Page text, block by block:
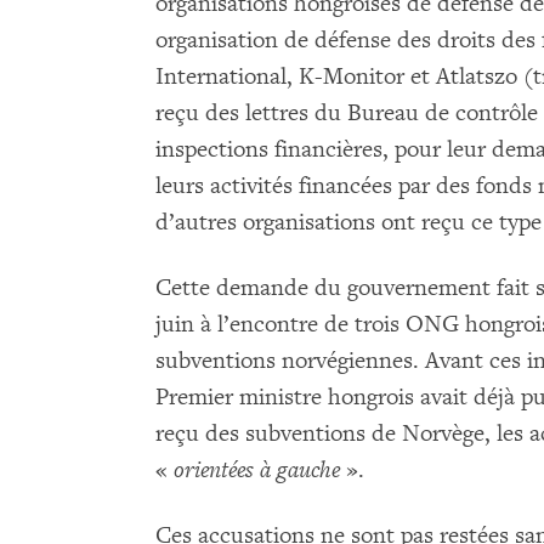
organisation de défense des droits
International, K-Monitor et Atlatszo
reçu des lettres du Bureau de
inspections financières, pour leur
leurs activités financées par des
d’autres organisations ont reçu ce
Cette demande du gouvernement fait
juin à l’encontre de trois ONG
subventions norvégiennes. Avant ces
Premier ministre hongrois avait déjà
reçu des subventions de Norvège, les
« orientées à gauche».
Ces accusations ne sont pas restées